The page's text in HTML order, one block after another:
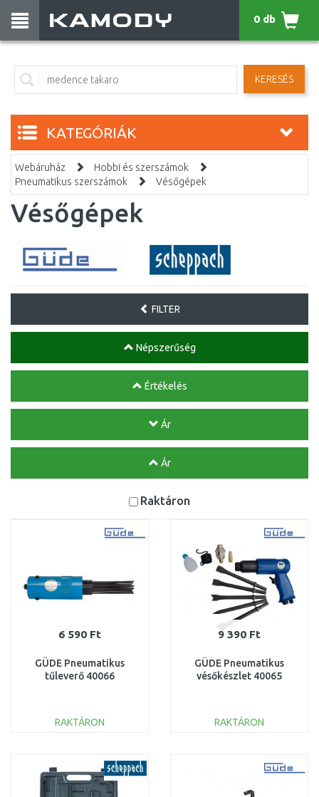
KERESÉS
0 db
KATEGÓRIÁK
Webáruház
Hobbi és szerszámok
Pneumatikus szerszámok
Vésőgépek
Vésőgépek
FILTER
Népszerűség
Értékelés
Ár
Ár
Raktáron
6 590 Ft
GÜDE Pneumatikus
tűleverő 40066
RAKTÁRON
Összehasonlítás
9 390 Ft
GÜDE Pneumatikus
vésőkészlet 40065
RAKTÁRON
Összehasonlítás